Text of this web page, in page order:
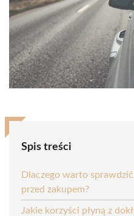
Spis treści
Dlaczego warto
przed zakupem?
Jakie korzyści płyną z